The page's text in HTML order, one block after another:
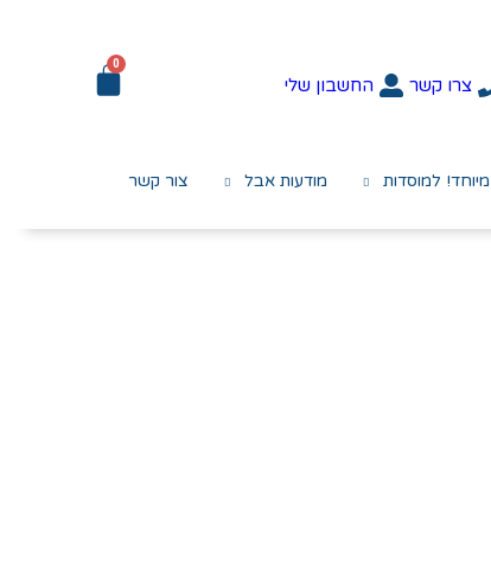
צרו קשר החשבון שלי
0
מיוחד! למוסדות מודעות אבל צור קשר